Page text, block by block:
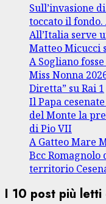
Sull’invasione
toccato il fondo.
All’Italia serve
Matteo Micucci
A Sogliano
Miss Nonna
Diretta” su Rai 1
Il Papa
del Monte la
di Pio VII
A Gatteo Mare
Bcc
territorio
I 10 post più letti